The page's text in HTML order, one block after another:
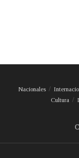
Nacionales
Cultura